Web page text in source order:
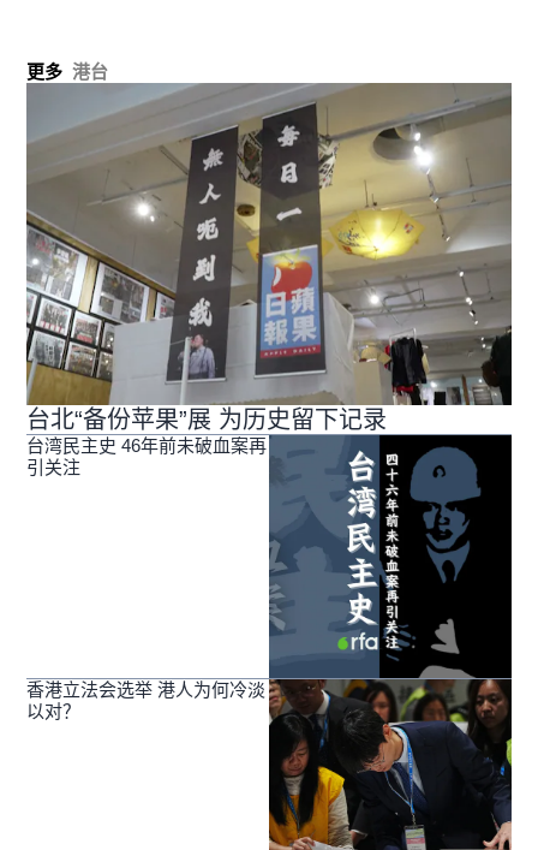
更多 港台
台北“备份苹果”展 为历史留下记录
台湾民主史 46年前未破血案再
引关注
香港立法会选举 港人为何冷淡
以对？